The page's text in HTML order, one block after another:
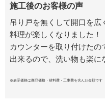
施工後のお客様の声
吊り戸を無くして開口を
料理が楽しくなりました！
カウンターを取り付けた
出来るので、洗い物も楽に
※表示価格は商品価格・材料費・工事費を含んだ金額です